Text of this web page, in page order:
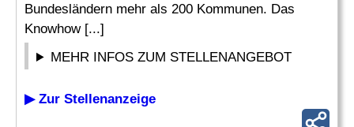
Bundesländern mehr als 200 Kommunen. Das
Knowhow [...]
MEHR INFOS ZUM STELLENANGEBOT
▶ Zur Stellenanzeige